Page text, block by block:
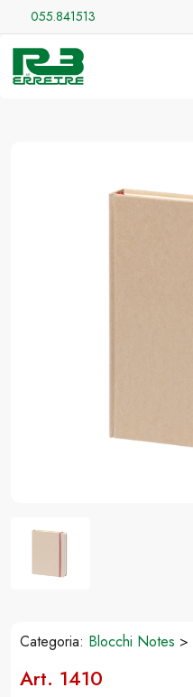
055.841513
Categoria: Blocchi Notes >
Art. 1410